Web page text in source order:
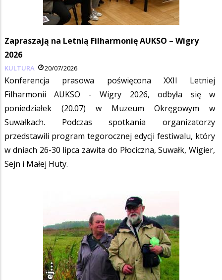
Zapraszają na Letnią Filharmonię AUKSO – Wigry
2026
KULTURA 20/07/2026
Konferencja prasowa poświęcona XXII Letniej
Filharmonii AUKSO - Wigry 2026, odbyła się w
poniedziałek (20.07) w Muzeum Okręgowym w
Suwałkach. Podczas spotkania organizatorzy
przedstawili program tegorocznej edycji festiwalu, który
w dniach 26-30 lipca zawita do Płociczna, Suwałk, Wigier,
Sejn i Małej Huty.